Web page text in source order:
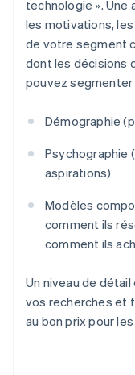
technologie ». Une
les motivations,
de votre segment
dont les décisions
pouvez segmenter
Démographie
Psychographie
aspirations)
Modèles
comment ils
comment ils
Un niveau de
vos recherches et
au bon prix pour